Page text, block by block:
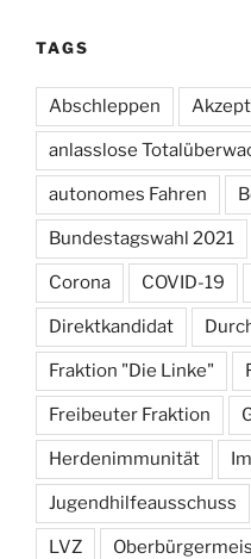
TAGS
Abschleppen
anlasslose
autonomes Fahren
Bundestagswahl 2021
Corona COVID-19
Direktkandidat
Fraktion "Die Linke"
Freibeuter Fraktion
Herdenimmunität
Jugendhilfeausschuss
LVZ